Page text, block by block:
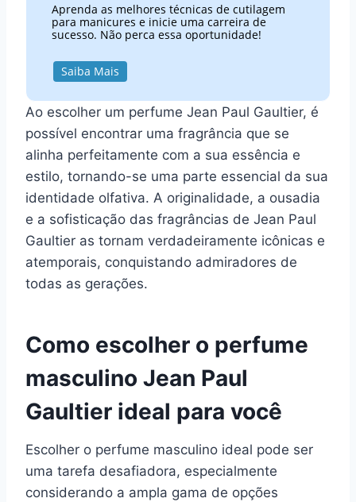
Aprenda as melhores técnicas de cutilagem
para manicures e inicie uma carreira de
sucesso. Não perca essa oportunidade!
Saiba Mais
Ao escolher um perfume Jean Paul Gaultier, é
possível encontrar uma fragrância que se
alinha perfeitamente com a sua essência e
estilo, tornando-se uma parte essencial da sua
identidade olfativa. A originalidade, a ousadia
e a sofisticação das fragrâncias de Jean Paul
Gaultier as tornam verdadeiramente icônicas e
atemporais, conquistando admiradores de
todas as gerações.
Como escolher o perfume
masculino Jean Paul
Gaultier ideal para você
Escolher o perfume masculino ideal pode ser
uma tarefa desafiadora, especialmente
considerando a ampla gama de opções